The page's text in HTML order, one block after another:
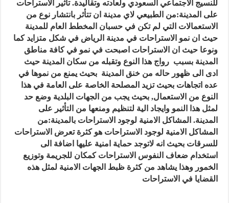
للنسيج الاجتماعي السعودي ولعادته وتقاليدة. تأثير الاستراحات
على المدينة:من الطبيعي لاي مدينة ان تتأثر بانتشار نوع من
الاستعمالات التي لم تكن في حسبان المخطط العام للمدينة
حيث ان نمو الاستراحات في مدينة الرياض في شكل متزايد كما
ونوعا حيث ان الاستراحات اصبحت في نمو في كافة مناطق
المدينة بسبب رواج هذا النوع وتقبله من سكان المدينة حيث
ادى الى ظهور حاله من خنق المدينة بحيث يمنع من نموها في
عده اتجاهات بحيث تزيد المصلحة الخاصة على العامة في هذا
النوع من الاستعمال, بحيث يجب من الجهات البلدية وضع حد
لمثل هذا النمو وايجاد الية لتنظيم ومنعها من التأثير على
المدينة. المشاكل الامنية لوجود الاستراحات بالمدينة:من
المشاكل الامنية لوجود الاستراحات هو كثرة تعرض الاستراحات
للسرقات بحيث انه لاتوجد حماية امنية عليها اضافة الى
استخدام ضعاف النفوس الاستراحات كمكان للجريمة وتوزيع
الخمور وهذا يشاهد من كثرة ظبط الجهات الامنية لمثل هذه
القضايا في الاستراحات